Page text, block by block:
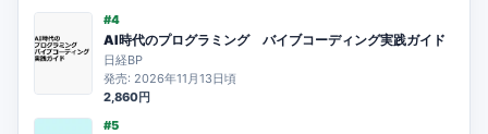
#4
AI時代のプログラミング バイブコーディング実践ガイド
日経BP
発売: 2026年11月13日頃
2,860円
#5